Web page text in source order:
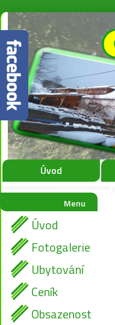
Úvod
Menu
Úvod
Fotogalerie
Ubytování
Ceník
Obsazenost